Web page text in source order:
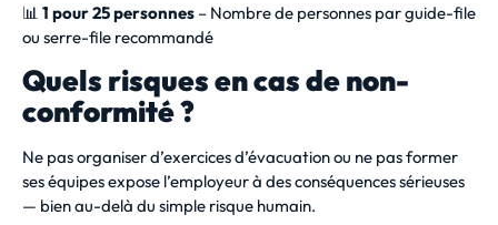
📊 1 pour 25 personnes – Nombre de personnes par guide-file
ou serre-file recommandé
Quels risques en cas de non-
conformité ?
Ne pas organiser d’exercices d’évacuation ou ne pas former
ses équipes expose l’employeur à des conséquences sérieuses
— bien au-delà du simple risque humain.